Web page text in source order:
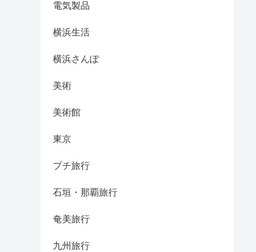
電気製品
横浜生活
横浜さんぽ
美術
美術館
東京
プチ旅行
石垣・那覇旅行
奄美旅行
九州旅行